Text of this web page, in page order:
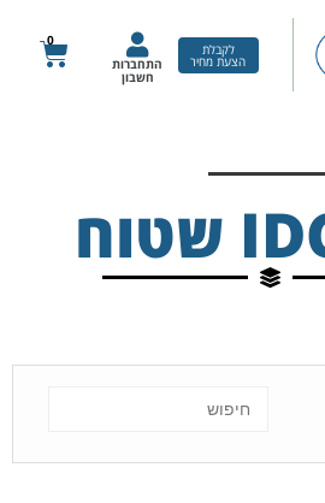
לקבלת
הצעת מחיר התחברות
חשבון
0
עגלת